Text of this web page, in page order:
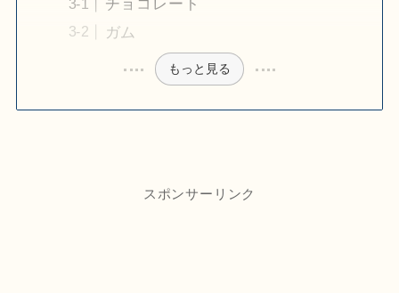
チョコレート
ガム
もっと見る
スポンサーリンク